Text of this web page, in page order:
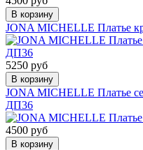
В корзину
JONA MICHELLE Платье
5250 руб
В корзину
JONA MICHELLE Платье
ДП36
4500 руб
В корзину